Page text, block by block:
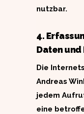
nutzbar.
4.
Daten
Die
Andreas
jedem
eine